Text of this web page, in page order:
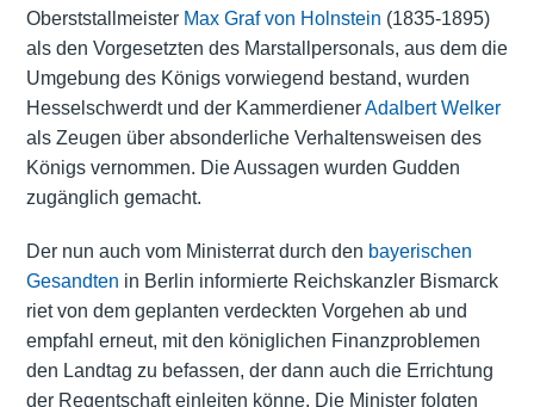
Oberststallmeister Max Graf von Holnstein (1835-1895)
als den Vorgesetzten des Marstallpersonals, aus dem die
Umgebung des Königs vorwiegend bestand, wurden
Hesselschwerdt und der KammerdienerAdalbert Welker
als Zeugen über absonderliche Verhaltensweisen des
Königs vernommen. Die Aussagen wurden Gudden
zugänglich gemacht.
Der nun auch vom Ministerrat durch den bayerischen
Gesandten in Berlin informierte Reichskanzler Bismarck
riet von dem geplanten verdeckten Vorgehen ab und
empfahl erneut, mit den königlichen Finanzproblemen
den Landtag zu befassen, der dann auch die Errichtung
der Regentschaft einleiten könne. Die Minister folgten